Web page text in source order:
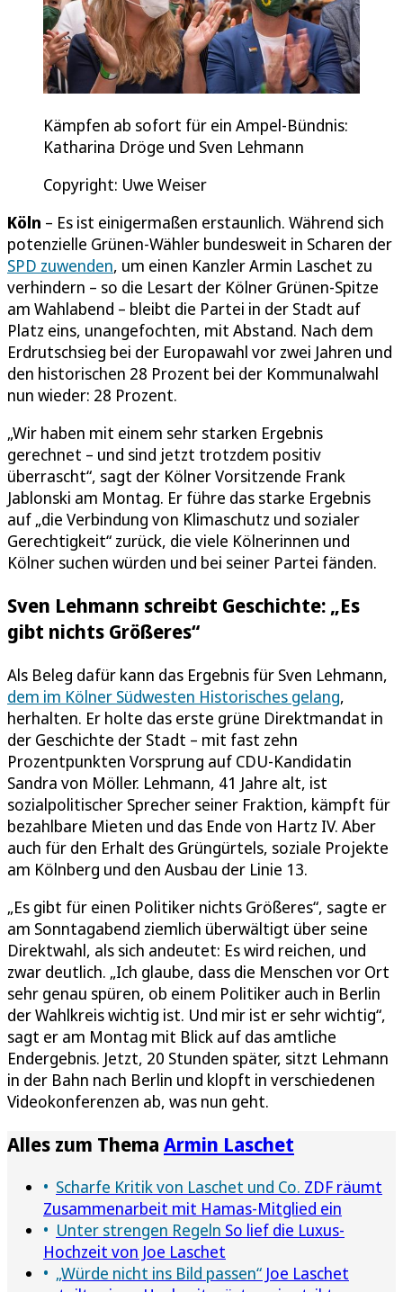
Kämpfen ab sofort für ein Ampel-Bündnis:
Katharina Dröge und Sven Lehmann
Copyright: Uwe Weiser
Köln – Es ist einigermaßen erstaunlich. Während sich
potenzielle Grünen-Wähler bundesweit in Scharen der
SPD zuwenden, um einen Kanzler Armin Laschet zu
verhindern – so die Lesart der Kölner Grünen-Spitze
am Wahlabend – bleibt die Partei in der Stadt auf
Platz eins, unangefochten, mit Abstand. Nach dem
Erdrutschsieg bei der Europawahl vor zwei Jahren und
den historischen 28 Prozent bei der Kommunalwahl
nun wieder: 28 Prozent.
„Wir haben mit einem sehr starken Ergebnis
gerechnet – und sind jetzt trotzdem positiv
überrascht“, sagt der Kölner Vorsitzende Frank
Jablonski am Montag. Er führe das starke Ergebnis
auf „die Verbindung von Klimaschutz und sozialer
Gerechtigkeit“ zurück, die viele Kölnerinnen und
Kölner suchen würden und bei seiner Partei fänden.
Sven Lehmann schreibt Geschichte: „Es
gibt nichts Größeres“
Als Beleg dafür kann das Ergebnis für Sven Lehmann,
dem im Kölner Südwesten Historisches gelang,
herhalten. Er holte das erste grüne Direktmandat in
der Geschichte der Stadt – mit fast zehn
Prozentpunkten Vorsprung auf CDU-Kandidatin
Sandra von Möller. Lehmann, 41 Jahre alt, ist
sozialpolitischer Sprecher seiner Fraktion, kämpft für
bezahlbare Mieten und das Ende von Hartz IV. Aber
auch für den Erhalt des Grüngürtels, soziale Projekte
am Kölnberg und den Ausbau der Linie 13.
„Es gibt für einen Politiker nichts Größeres“, sagte er
am Sonntagabend ziemlich überwältigt über seine
Direktwahl, als sich andeutet: Es wird reichen, und
zwar deutlich. „Ich glaube, dass die Menschen vor Ort
sehr genau spüren, ob einem Politiker auch in Berlin
der Wahlkreis wichtig ist. Und mir ist er sehr wichtig“,
sagt er am Montag mit Blick auf das amtliche
Endergebnis. Jetzt, 20 Stunden später, sitzt Lehmann
in der Bahn nach Berlin und klopft in verschiedenen
Videokonferenzen ab, was nun geht.
Alles zum Thema Armin Laschet
Scharfe Kritik von Laschet und Co. ZDF räumt
Zusammenarbeit mit Hamas-Mitglied ein
Unter strengen Regeln So lief die Luxus-
Hochzeit von Joe Laschet
„Würde nicht ins Bild passen“ Joe Laschet